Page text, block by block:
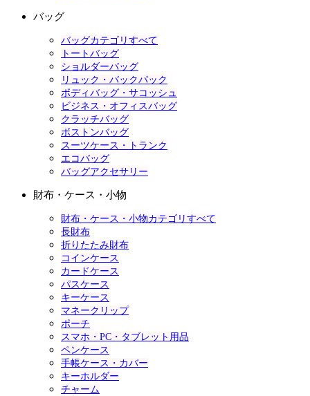
バッグ
バッグカテゴリすべて
トートバッグ
ショルダーバッグ
リュック・バックパック
ボディバッグ・サコッシュ
ビジネス・オフィスバッグ
クラッチバッグ
ボストンバッグ
スーツケース・トランク
エコバッグ
バッグアクセサリー
財布・ケース・小物
財布・ケース・小物カテゴリすべて
長財布
折りたたみ財布
コインケース
カードケース
パスケース
キーケース
マネークリップ
ポーチ
スマホ・PC・タブレット用品
ペンケース
手帳ケース・カバー
キーホルダー
チャーム